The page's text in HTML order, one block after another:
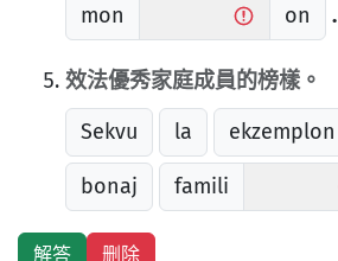
mon on .
效法優秀家庭成員的榜樣。
Sekvu
la ekzemplon
bonaj famili